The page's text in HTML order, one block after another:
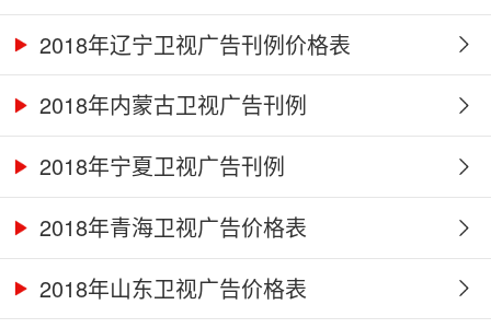
2018年辽宁卫视广告刊例价格表
2018年内蒙古卫视广告刊例
2018年宁夏卫视广告刊例
2018年青海卫视广告价格表
2018年山东卫视广告价格表